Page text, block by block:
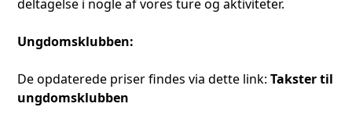
deltagelse i nogle af vores ture og aktiviteter.
Ungdomsklubben:
De opdaterede priser findes via dette link: Takster til
ungdomsklubben